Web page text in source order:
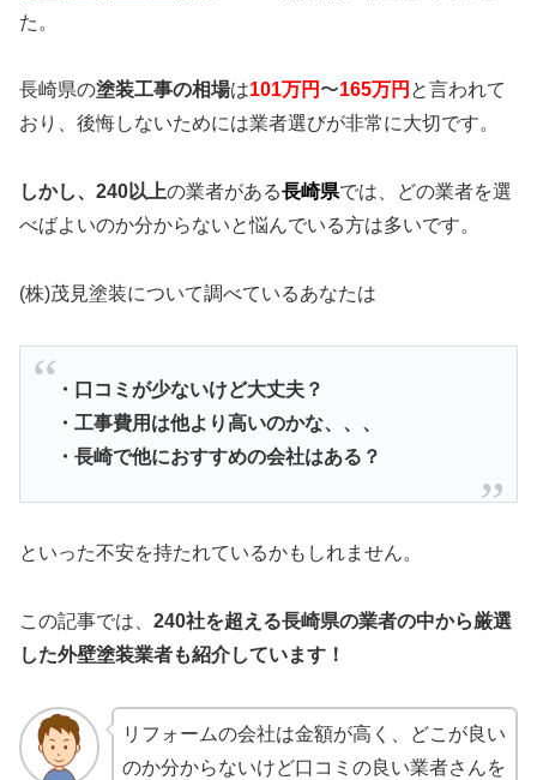
た。
長崎県の塗装工事の相場は101万円 〜165万円 と言われて
おり、後悔しないためには業者選びが非常に大切です。
しかし、240以上の業者がある長崎県では、どの業者を選
べばよいのか分からないと悩んでいる方は多いです。
(株)茂見塗装について調べているあなたは
・口コミが少ないけど大丈夫？
・工事費用は他より高いのかな、、、
・長崎で他におすすめの会社はある？
といった不安を持たれているかもしれません。
この記事では、 240社を超える長崎県の業者の中から厳選
した外壁塗装業者も紹介しています！
リフォームの会社は金額が高く、どこが良い
のか分からないけど口コミの良い業者さんを